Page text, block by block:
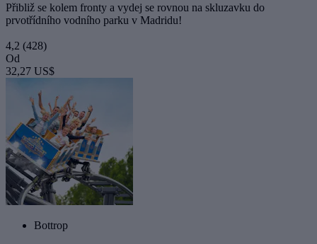
Přibliž se kolem fronty a vydej se rovnou na skluzavku do
prvotřídního vodního parku v Madridu!
4,2 (428)
Od
32,27 US$
Bottrop